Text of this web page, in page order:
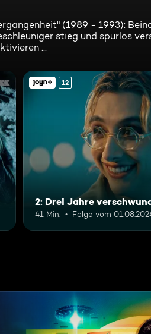
(1989 - 1993):
stieg und spurlos
...
12
2: Drei Jahre
41 Min. Folge vom